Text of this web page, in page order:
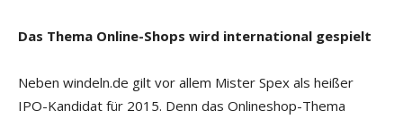
Das Thema Online-Shops wird international gespielt
Neben windeln.de gilt vor allem Mister Spex als heißer
IPO-Kandidat für 2015. Denn das Onlineshop-Thema